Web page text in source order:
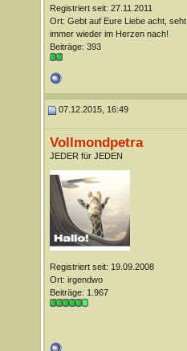
Registriert seit: 27.11.2011
Ort: Gebt auf Eure Liebe acht, seht
immer wieder im Herzen nach!
Beiträge: 393
07.12.2015, 16:49
Vollmondpetra
JEDER für JEDEN
Registriert seit: 19.09.2008
Ort: irgendwo
Beiträge: 1.967